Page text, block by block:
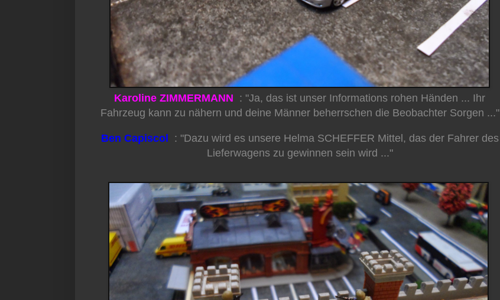
Karoline ZIMMERMANN : "Ja, das ist unser Informations rohen Händen ... Ihr
Fahrzeug kann zu nähern und deine Männer beherrschen die Beobachter Sorgen ..."
Ben Capiscol : "Dazu wird es unsere Helma SCHEFFER Mittel, das der Fahrer des
Lieferwagens zu gewinnen sein wird ..."